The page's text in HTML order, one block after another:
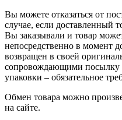
Вы можете отказаться от
случае, если доставленный
Вы заказывали и товар
непосредственно в момент
возвращен в своей
сопровождающими посылку
упаковки – обязательное
Обмен товара можно
на сайте.